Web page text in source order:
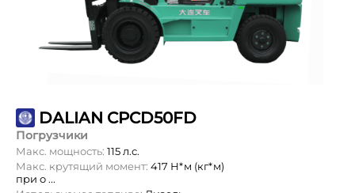
DALIAN CPCD50FD
Погрузчики
Макс. мощность: 115 л.с.
Макс. крутящий момент: 417 Н*м (кг*м)
при о ...